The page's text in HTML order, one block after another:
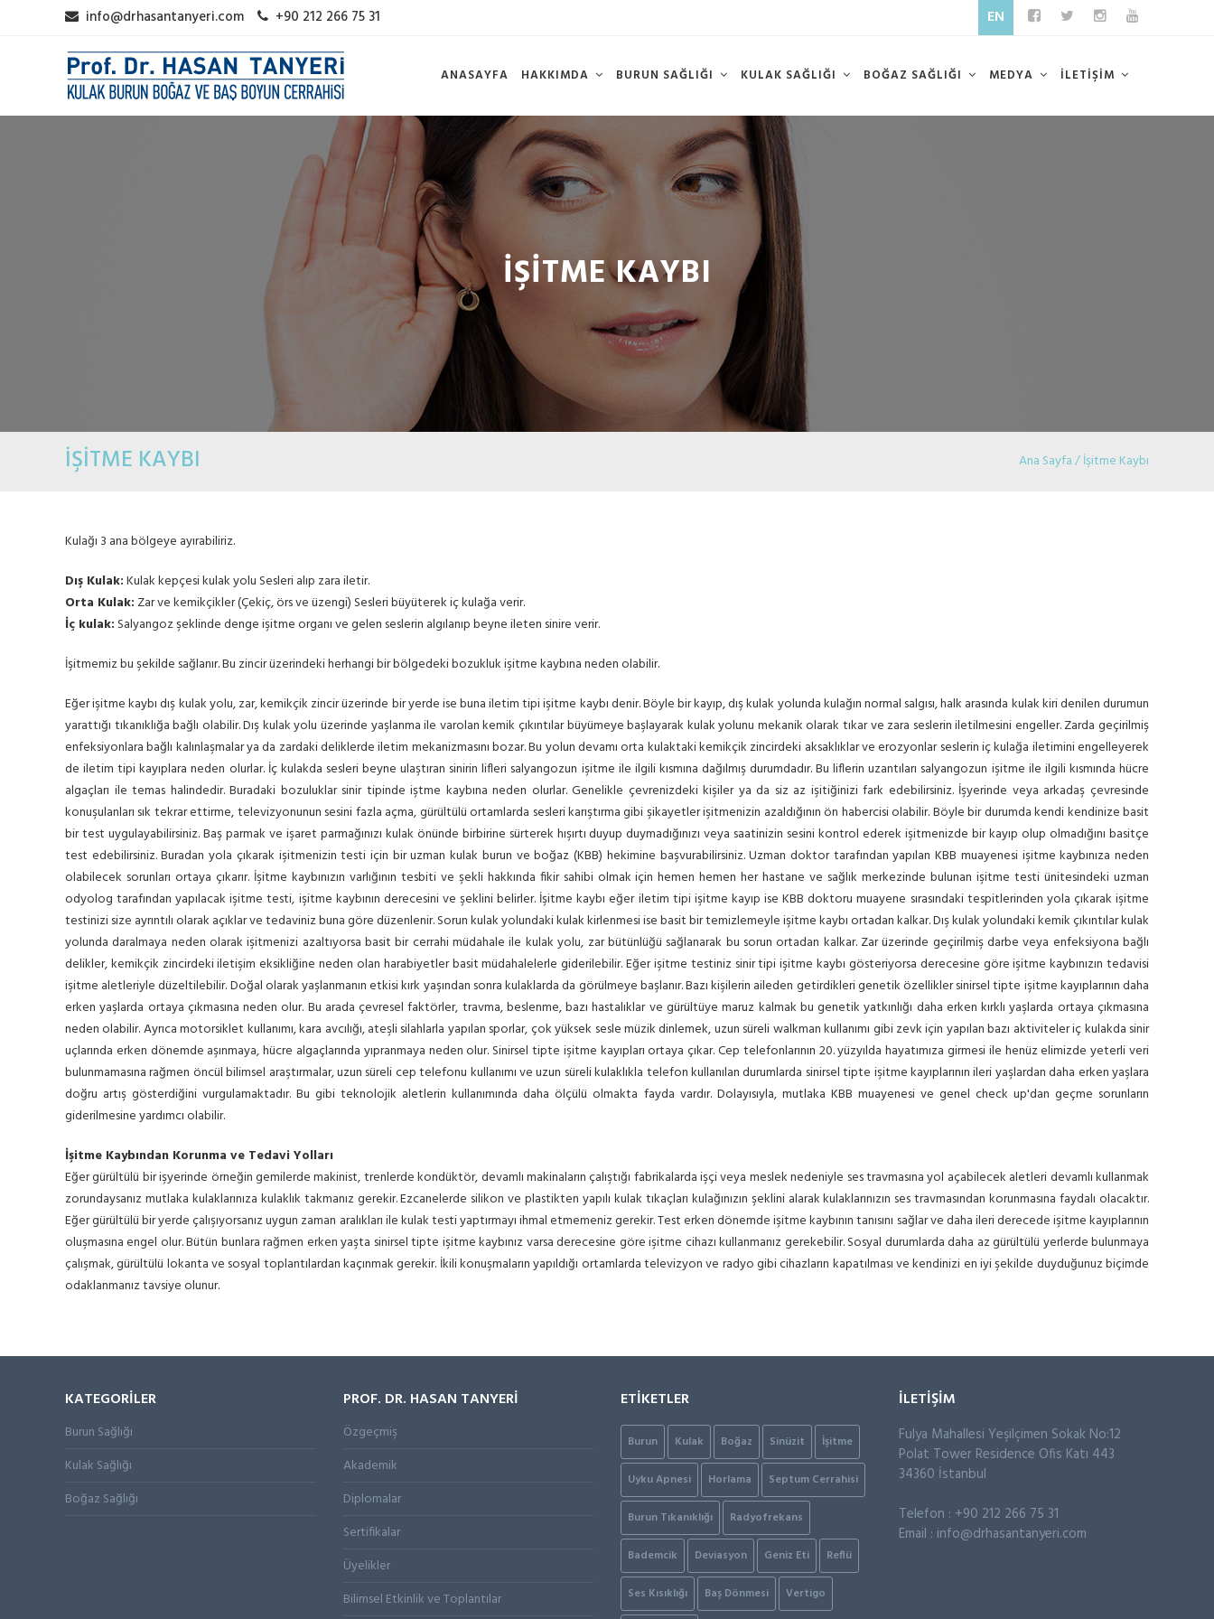
info@drhasantanyeri.com +90 212 266 75 31 EN
ANASAYFA HAKKIMDA BURUN SAĞLIĞI KULAK SAĞLIĞI BOĞAZ SAĞLIĞI MEDYA İLETİŞİM
İŞİTME KAYBI
İŞİTME KAYBI Ana Sayfa / İşitme Kaybı
Kulağı 3 ana bölgeye ayırabiliriz.
Dış Kulak:Kulak kepçesi kulak yolu Sesleri alıp zara iletir.
Orta Kulak: Zar ve kemikçikler (Çekiç, örs ve üzengi) Sesleri büyüterek iç kulağa verir.
İç kulak: Salyangoz şeklinde denge işitme organı ve gelen seslerin algılanıp beyne ileten sinire verir.
İşitmemiz bu şekilde sağlanır. Bu zincir üzerindeki herhangi bir bölgedeki bozukluk işitme kaybına neden olabilir.
Eğer işitme kaybı dış kulak yolu, zar, kemikçik zincir üzerinde bir yerde ise buna iletim tipi işitme kaybı denir. Böyle bir kayıp, dış kulak yolunda kulağın normal salgısı, halk arasında kulak kiri denilen durumun
yarattığı tıkanıklığa bağlı olabilir. Dış kulak yolu üzerinde yaşlanma ile varolan kemik çıkıntılar büyümeye başlayarak kulak yolunu mekanik olarak tıkar ve zara seslerin iletilmesini engeller. Zarda geçirilmiş
enfeksiyonlara bağlı kalınlaşmalar ya da zardaki deliklerde iletim mekanizmasını bozar. Bu yolun devamı orta kulaktaki kemikçik zincirdeki aksaklıklar ve erozyonlar seslerin iç kulağa iletimini engelleyerek
de iletim tipi kayıplara neden olurlar. İç kulakda sesleri beyne ulaştıran sinirin lifleri salyangozun işitme ile ilgili kısmına dağılmış durumdadır. Bu liflerin uzantıları salyangozun işitme ile ilgili kısmında hücre
algaçları ile temas halindedir. Buradaki bozuluklar sinir tipinde iştme kaybına neden olurlar. Genelikle çevrenizdeki kişiler ya da siz az işitiğinizi fark edebilirsiniz. İşyerinde veya arkadaş çevresinde
konuşulanları sık tekrar ettirme, televizyonunun sesini fazla açma, gürültülü ortamlarda sesleri karıştırma gibi şikayetler işitmenizin azaldığının ön habercisi olabilir. Böyle bir durumda kendi kendinize basit
bir test uygulayabilirsiniz. Baş parmak ve işaret parmağınızı kulak önünde birbirine sürterek hışırtı duyup duymadığınızı veya saatinizin sesini kontrol ederek işitmenizde bir kayıp olup olmadığını basitçe
test edebilirsiniz. Buradan yola çıkarak işitmenizin testi için bir uzman kulak burun ve boğaz (KBB) hekimine başvurabilirsiniz. Uzman doktor tarafından yapılan KBB muayenesi işitme kaybınıza neden
olabilecek sorunları ortaya çıkarır. İşitme kaybınızın varlığının tesbiti ve şekli hakkında fikir sahibi olmak için hemen hemen her hastane ve sağlık merkezinde bulunan işitme testi ünitesindeki uzman
odyolog tarafından yapılacak işitme testi, işitme kaybının derecesini ve şeklini belirler. İşitme kaybı eğer iletim tipi işitme kayıp ise KBB doktoru muayene sırasındaki tespitlerinden yola çıkarak işitme
testinizi size ayrıntılı olarak açıklar ve tedaviniz buna göre düzenlenir. Sorun kulak yolundaki kulak kirlenmesi ise basit bir temizlemeyle işitme kaybı ortadan kalkar. Dış kulak yolundaki kemik çıkıntılar kulak
yolunda daralmaya neden olarak işitmenizi azaltıyorsa basit bir cerrahi müdahale ile kulak yolu, zar bütünlüğü sağlanarak bu sorun ortadan kalkar. Zar üzerinde geçirilmiş darbe veya enfeksiyona bağlı
delikler, kemikçik zincirdeki iletişim eksikliğine neden olan harabiyetler basit müdahalelerle giderilebilir. Eğer işitme testiniz sinir tipi işitme kaybı gösteriyorsa derecesine göre işitme kaybınızın tedavisi
işitme aletleriyle düzeltilebilir. Doğal olarak yaşlanmanın etkisi kırk yaşından sonra kulaklarda da görülmeye başlanır. Bazı kişilerin aileden getirdikleri genetik özellikler sinirsel tipte işitme kayıplarının daha
erken yaşlarda ortaya çıkmasına neden olur. Bu arada çevresel faktörler, travma, beslenme, bazı hastalıklar ve gürültüye maruz kalmak bu genetik yatkınlığı daha erken kırklı yaşlarda ortaya çıkmasına
neden olabilir. Ayrıca motorsiklet kullanımı, kara avcılığı, ateşli silahlarla yapılan sporlar, çok yüksek sesle müzik dinlemek, uzun süreli walkman kullanımı gibi zevk için yapılan bazı aktiviteler iç kulakda sinir
uçlarında erken dönemde aşınmaya, hücre algaçlarında yıpranmaya neden olur. Sinirsel tipte işitme kayıpları ortaya çıkar. Cep telefonlarının 20. yüzyılda hayatımıza girmesi ile henüz elimizde yeterli veri
bulunmamasına rağmen öncül bilimsel araştırmalar, uzun süreli cep telefonu kullanımı ve uzun süreli kulaklıkla telefon kullanılan durumlarda sinirsel tipte işitme kayıplarının ileri yaşlardan daha erken yaşlara
doğru artış gösterdiğini vurgulamaktadır. Bu gibi teknolojik aletlerin kullanımında daha ölçülü olmakta fayda vardır. Dolayısıyla, mutlaka KBB muayenesi ve genel check up'dan geçme sorunların
giderilmesine yardımcı olabilir.
İşitme Kaybından Korunma ve Tedavi Yolları
Eğer gürültülü bir işyerinde örneğin gemilerde makinist, trenlerde kondüktör, devamlı makinaların çalıştığı fabrikalarda işçi veya meslek nedeniyle ses travmasına yol açabilecek aletleri devamlı kullanmak
zorundaysanız mutlaka kulaklarınıza kulaklık takmanız gerekir. Ezcanelerde silikon ve plastikten yapılı kulak tıkaçları kulağınızın şeklini alarak kulaklarınızın ses travmasından korunmasına faydalı olacaktır.
Eğer gürültülü bir yerde çalışıyorsanız uygun zaman aralıkları ile kulak testi yaptırmayı ihmal etmemeniz gerekir. Test erken dönemde işitme kaybının tanısını sağlar ve daha ileri derecede işitme kayıplarının
oluşmasına engel olur. Bütün bunlara rağmen erken yaşta sinirsel tipte işitme kaybınız varsa derecesine göre işitme cihazı kullanmanız gerekebilir. Sosyal durumlarda daha az gürültülü yerlerde bulunmaya
çalışmak, gürültülü lokanta ve sosyal toplantılardan kaçınmak gerekir. İkili konuşmaların yapıldığı ortamlarda televizyon ve radyo gibi cihazların kapatılması ve kendinizi en iyi şekilde duyduğunuz biçimde
odaklanmanız tavsiye olunur.
KATEGORİLER
Burun Sağlığı
Kulak Sağlığı
Boğaz Sağlığı
PROF. DR. HASAN TANYERİ
Özgeçmiş
Akademik
Diplomalar
Sertifikalar
Üyelikler
Bilimsel Etkinlik ve Toplantılar
ETİKETLER
Burun Kulak Boğaz Sinüzit İşitme
Uyku Apnesi Horlama Septum Cerrahisi
Burun Tıkanıklığı Radyofrekans
Bademcik Deviasyon Geniz Eti Reflü
Ses Kısıklığı Baş Dönmesi Vertigo
İLETİŞİM
Fulya Mahallesi Yeşilçimen Sokak No:12
Polat Tower Residence Ofis Katı 443
34360 İstanbul
Telefon : +90 212 266 75 31
Email : info@drhasantanyeri.com